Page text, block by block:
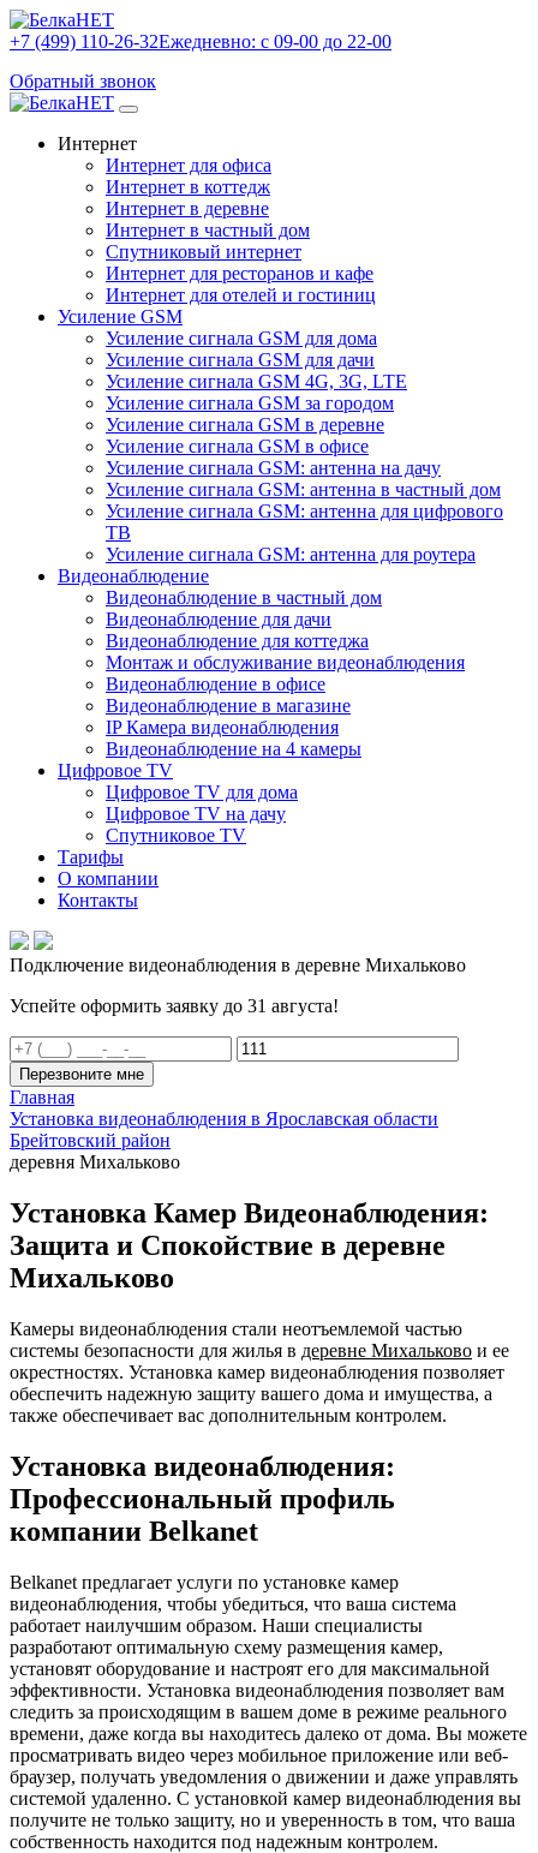
+7 (499) 110-26-32Ежедневно: с 09-00 до 22-00
Обратный звонок
Интернет
Интернет для офиса
Интернет в коттедж
Интернет в деревне
Интернет в частный дом
Спутниковый интернет
Интернет для ресторанов и кафе
Интернет для отелей и гостиниц
Усиление GSM
Усиление сигнала GSM для дома
Усиление сигнала GSM для дачи
Усиление сигнала GSM 4G, 3G, LTE
Усиление сигнала GSM за городом
Усиление сигнала GSM в деревне
Усиление сигнала GSM в офисе
Усиление сигнала GSM: антенна на дачу
Усиление сигнала GSM: антенна в частный дом
Усиление сигнала GSM: антенна для цифрового
ТВ
Усиление сигнала GSM: антенна для роутера
Видеонаблюдение
Видеонаблюдение в частный дом
Видеонаблюдение для дачи
Видеонаблюдение для коттеджа
Монтаж и обслуживание видеонаблюдения
Видеонаблюдение в офисе
Видеонаблюдение в магазине
IP Камера видеонаблюдения
Видеонаблюдение на 4 камеры
Цифровое TV
Цифровое TV для дома
Цифровое TV на дачу
Спутниковое TV
Тарифы
О компании
Контакты
Подключение видеонаблюдения в деревне Михальково
Успейте оформить заявку до 31 августа!
Перезвоните мне
Главная
Установка видеонаблюдения в Ярославская области
Брейтовский район
деревня Михальково
Установка Камер Видеонаблюдения:
Защита и Спокойствие в деревне
Михальково
Камеры видеонаблюдения стали неотъемлемой частью
системы безопасности для жилья в деревне Михальково и ее
окрестностях. Установка камер видеонаблюдения позволяет
обеспечить надежную защиту вашего дома и имущества, а
также обеспечивает вас дополнительным контролем.
Установка видеонаблюдения:
Профессиональный профиль
компании Belkanet
Belkanet предлагает услуги по установке камер
видеонаблюдения, чтобы убедиться, что ваша система
работает наилучшим образом. Наши специалисты
разработают оптимальную схему размещения камер,
установят оборудование и настроят его для максимальной
эффективности. Установка видеонаблюдения позволяет вам
следить за происходящим в вашем доме в режиме реального
времени, даже когда вы находитесь далеко от дома. Вы можете
просматривать видео через мобильное приложение или веб-
браузер, получать уведомления о движении и даже управлять
системой удаленно. С установкой камер видеонаблюдения вы
получите не только защиту, но и уверенность в том, что ваша
собственность находится под надежным контролем.